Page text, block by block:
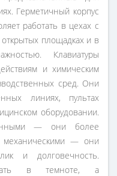
Герметичный корпус
работать в цехах с
площадках и в
Клавиатуры
и химическим
сред. Они
линиях, пультах
оборудовании.
— они более
механическими — они
и долговечность.
в темноте, а